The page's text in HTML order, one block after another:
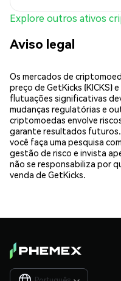
Explore outros ativos
Aviso legal
Os mercados de
preço de GetKicks
flutuações significativas
mudanças regulatórias e
criptomoedas envolve
garante resultados
você faça uma pesquisa
gestão de risco e invista
não se responsabiliza por
venda de GetKicks.